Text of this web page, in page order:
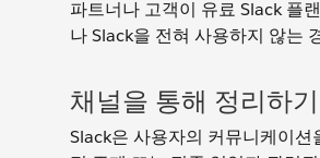
파트너나 고객이 유료 Slack 플
나 Slack을 전혀 사용하지 않는
채널을 통해 정리하기
Slack은 사용자의 커뮤니케이